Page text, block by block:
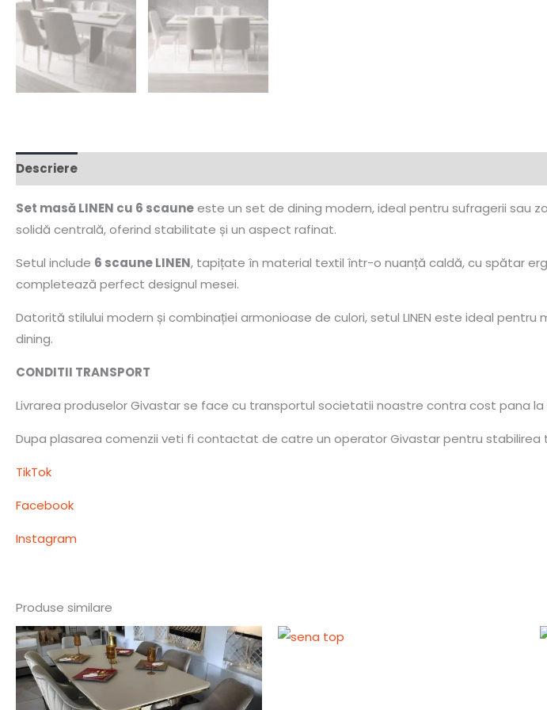
Descriere
Set masă LINEN cu 6 scauneeste un set de dining modern, ideal pentru sufragerii sau
solidă centrală, oferind stabilitate și un aspect rafinat.
Setul include 6 scaune LINEN, tapițate în material textil într-o nuanță caldă, cu spătar
completează perfect designul mesei.
Datorită stilului modern și combinației armonioase de culori, setul LINEN este ideal
dining.
CONDITII TRANSPORT
Livrarea produselor Givastar se face cu transportul societatii noastre contra cost pana
Dupa plasarea comenzii veti fi contactat de catre un operator Givastar pentru stabilirea
TikTok
Facebook
Instagram
Produse similare